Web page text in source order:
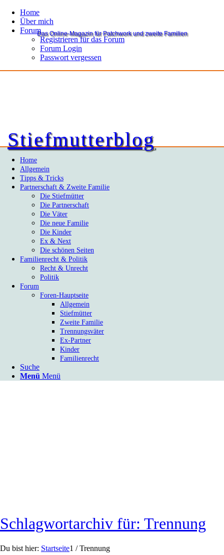
Home
Über mich
Forum
Registrieren für das Forum
Forum Login
Passwort vergessen
Stiefmutterblog
Das Online-Magazin für Patchwork und zweite Familien
Home
Allgemein
Tipps & Tricks
Partnerschaft & Zweite Familie
Die Stiefmütter
Die Partnerschaft
Die Väter
Die neue Familie
Die Kinder
Ex & Next
Die schönen Seiten
Familienrecht & Politik
Recht & Unrecht
Politik
Forum
Foren-Hauptseite
Allgemein
Stiefmütter
Zweite Familie
Trennungsväter
Ex-Partner
Kinder
Familienrecht
Suche
Menü Menü
Schlagwortarchiv für: Trennung
Du bist hier: Startseite1 / Trennung